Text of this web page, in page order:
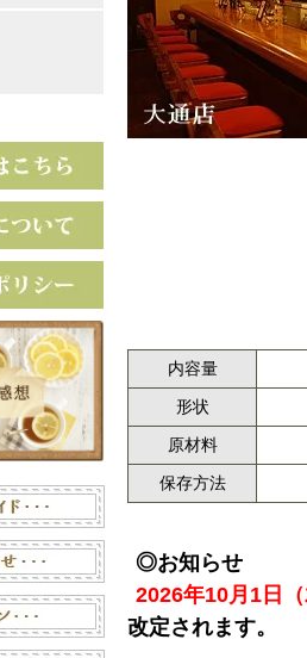
内容量
形状
原材料
保存方法
◎お知らせ
2026年10月1日（
改定されます。